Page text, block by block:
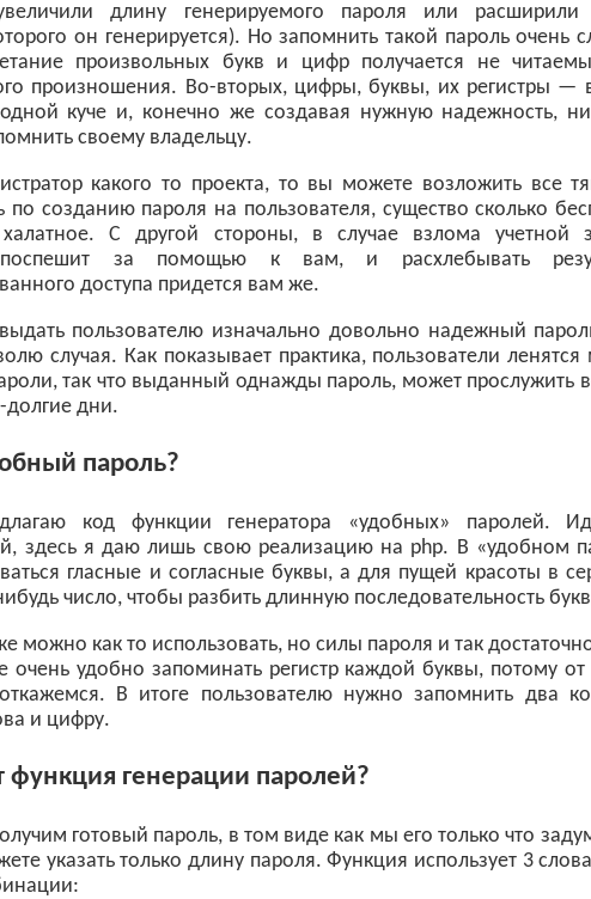
длину генерируемого пароля или расширили
он генерируется). Но запомнить такой пароль очень
произвольных букв и цифр получается не
произношения. Во-вторых, цифры, буквы, их регистры —
куче и, конечно же создавая нужную надежность,
своему владельцу.
какого то проекта, то вы можете возложить все
по созданию пароля на пользователя, существо сколько
С другой стороны, в случае взлома учетной
поспешит за помощью к вам, и расхлебывать
доступа придется вам же.
пользователю изначально довольно надежный
случая. Как показывает практика, пользователи ленятся
так что выданный однажды пароль, может прослужить
долгие дни.
пароль?
код функции генератора «удобных» паролей.
здесь я даю лишь свою реализацию на php. В «удобном
гласные и согласные буквы, а для пущей красоты в
число, чтобы разбить длинную последовательность
можно как то использовать, но силы пароля и так
очень удобно запоминать регистр каждой буквы, потому от
В итоге пользователю нужно запомнить два
и цифру.
функция генерации паролей?
готовый пароль, в том виде как мы его только что
указать только длину пароля. Функция использует 3